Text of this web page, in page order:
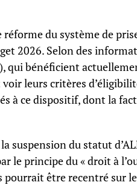
du système de
2026. Selon des
qui bénéficient
leurs critères
à ce dispositif, dont la
suspension du statut
le principe du « droit à
être recentré sur